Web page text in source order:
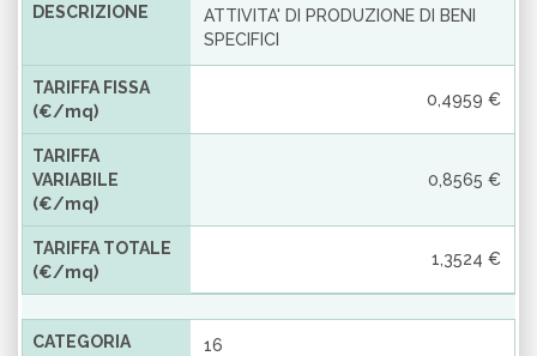
DESCRIZIONE
ATTIVITA' DI PRODUZIONE DI BENI
SPECIFICI
TARIFFA FISSA
(€/mq)
0,4959 €
TARIFFA
VARIABILE
(€/mq)
0,8565 €
TARIFFA TOTALE
(€/mq)
1,3524 €
CATEGORIA 16